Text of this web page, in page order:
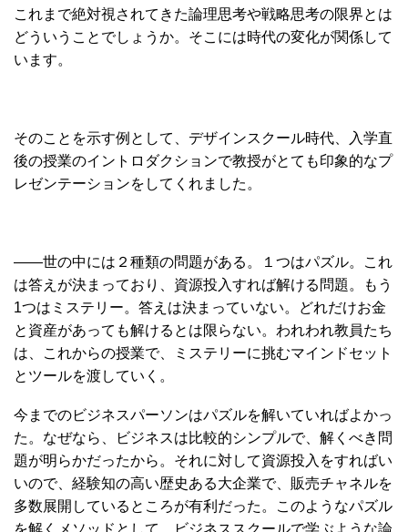
これまで絶対視されてきた論理思考や戦略思考の限界とは
どういうことでしょうか。そこには時代の変化が関係して
います。
そのことを示す例として、デザインスクール時代、入学直
後の授業のイントロダクションで教授がとても印象的なプ
レゼンテーションをしてくれました。
――世の中には２種類の問題がある。１つはパズル。これ
は答えが決まっており、資源投入すれば解ける問題。もう
1つはミステリー。答えは決まっていない。どれだけお金
と資産があっても解けるとは限らない。われわれ教員たち
は、これからの授業で、ミステリーに挑むマインドセット
とツールを渡していく。
今までのビジネスパーソンはパズルを解いていればよかっ
た。なぜなら、ビジネスは比較的シンプルで、解くべき問
題が明らかだったから。それに対して資源投入をすればい
いので、経験知の高い歴史ある大企業で、販売チャネルを
多数展開しているところが有利だった。このようなパズル
を解くメソッドとして、ビジネススクールで学ぶような論